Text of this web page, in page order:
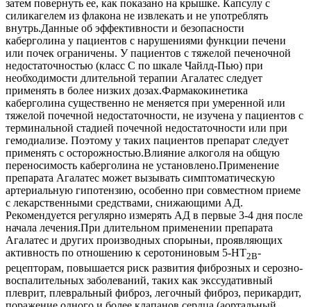
затем повернуть ее, как показано на крышке. Капсулу с
силикагелем из флакона не извлекать и не употреблять
внутрь.Данные об эффективности и безопасности
каберголина у пациентов с нарушениями функции печени
или почек ограничены. У пациентов с тяжелой печеночной
недостаточностью (класс С по шкале Чайлд-Пью) при
необходимости длительной терапии Агалатес следует
применять в более низких дозах.Фармакокинетика
каберголина существенно не меняется при умеренной или
тяжелой почечной недостаточности, не изучена у пациентов с
терминальной стадией почечной недостаточности или при
гемодиализе. Поэтому у таких пациентов препарат следует
применять с осторожностью.Влияние алкоголя на общую
переносимость каберголина не установлено.Применение
препарата Агалатес может вызывать симптоматическую
артериальную гипотензию, особенно при совместном приеме
с лекарственными средствами, снижающими АД.
Рекомендуется регулярно измерять АД в первые 3-4 дня после
начала лечения.При длительном применении препарата
Агалатес и других производных спорыньи, проявляющих
активность по отношению к серотониновым 5-НТ2В-
рецепторам, повышается риск развития фиброзных и серозно-
воспалительных заболеваний, таких как экссудативный
плеврит, плевральный фиброз, легочный фиброз, перикардит,